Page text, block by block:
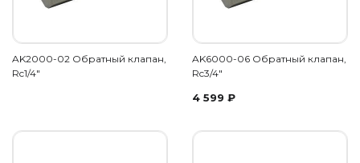
AK2000-02 Обратный клапан,
Rc1/4"
AK6000-06 Обратный клапан,
Rc3/4"
4 599 ₽